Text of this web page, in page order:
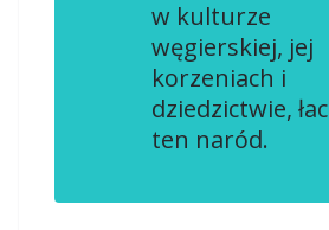
w kulturze
węgierskiej, jej
korzeniach i
dziedzictwie,
ten naród.